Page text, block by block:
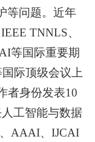
等问题。近年
IEEE TNNLS、
等国际重要期
际顶级会议上
者身份发表10
工智能与数据
、 AAAI、 IJCAI